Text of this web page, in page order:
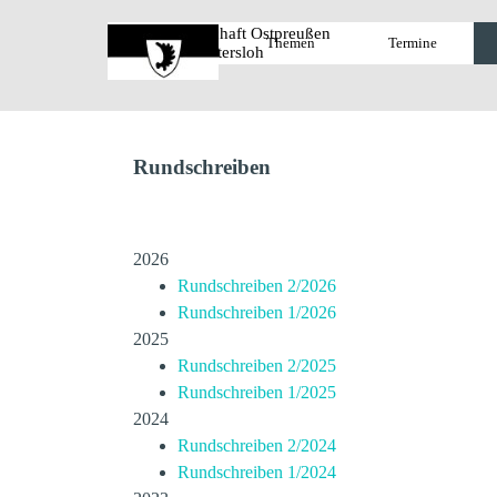
Start Themen ▼
Termine
Landsmannschaft Ostpreußen
Gütersloh
Rundschreiben
2026
Rundschreiben 2/2026
Rundschreiben 1/2026
2025
Rundschreiben 2/2025
Rundschreiben 1/2025
2024
Rundschreiben 2/2024
Rundschreiben 1/2024